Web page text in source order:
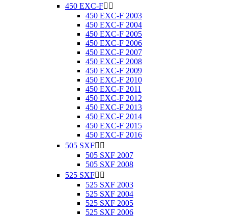
450 EXC-F 
450 EXC-F 2003
450 EXC-F 2004
450 EXC-F 2005
450 EXC-F 2006
450 EXC-F 2007
450 EXC-F 2008
450 EXC-F 2009
450 EXC-F 2010
450 EXC-F 2011
450 EXC-F 2012
450 EXC-F 2013
450 EXC-F 2014
450 EXC-F 2015
450 EXC-F 2016
505 SXF 
505 SXF 2007
505 SXF 2008
525 SXF 
525 SXF 2003
525 SXF 2004
525 SXF 2005
525 SXF 2006